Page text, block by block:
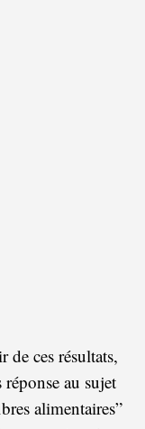
de ces résultats,
au sujet
alimentaires”